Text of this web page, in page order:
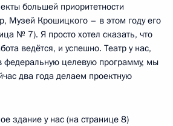
большей приоритетности
Музей Крошицкого – в этом году его
№ 7). Я просто хотел сказать, что
ведётся, и успешно. Театр у нас,
федеральную целевую программу, мы
два года делаем проектную
здание у нас (на странице 8)